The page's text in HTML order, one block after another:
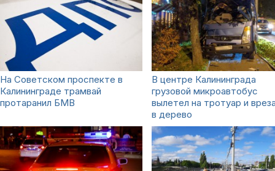
На Советском проспекте в
Калининграде трамвай
протаранил БМВ
В центре Калининграда
грузовой микроавтобус
вылетел на тротуар и
в дерево